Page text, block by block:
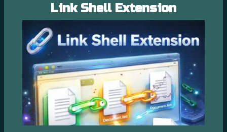
Link Shell Extension